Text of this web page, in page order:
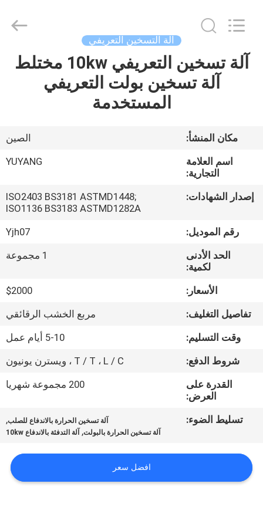
مسكن
عرض
الواقع
الافتراضي
المعمل
اتصل
اقتباس
INSTRUMENT
Rights
آلة التسخين التعريفي
آلة تسخين التعريفي 10kw مختلط
آلة تسخين بولت التعريفي
المستخدمة
مكان المنشأ:
الصين
اسم العلامة
التجارية:
YUYANG
إصدار الشهادات:
ISO2403 BS3181 ASTMD1448;
ISO1136 BS3183 ASTMD1282A
رقم الموديل:
Yjh07
الحد الأدنى
لكمية:
1 مجموعة
الأسعار:
$2000
تفاصيل التغليف:
مربع الخشب الرقائقي
وقت التسليم:
5-10 أيام عمل
شروط الدفع:
T / T ، L / C ، ويسترن يونيون
القدرة على
العرض:
200 مجموعة شهريا
تسليط الضوء: آلة تسخين الحرارة بالاندفاع للصلب,
آلة تسخين الحرارة بالبولت, آلة التدفئة بالاندفاع 10kw
افضل سعر